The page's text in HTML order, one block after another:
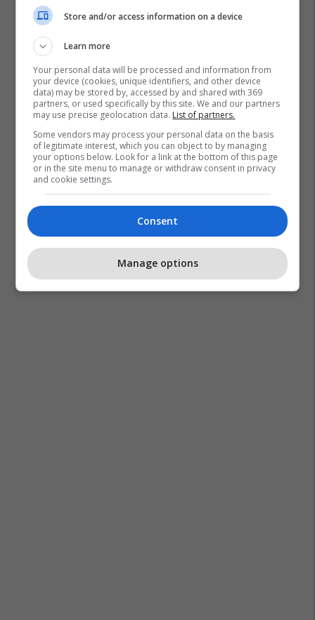
Store and/or access information on a device
Learn more
Your personal data will be processed and information from
your device (cookies, unique identifiers, and other device
data) may be stored by, accessed by and shared with 369
partners, or used specifically by this site. We and our partners
may use precise geolocation data. List of partners.
Some vendors may process your personal data on the basis
of legitimate interest, which you can object to by managing
your options below. Look for a link at the bottom of this page
or in the site menu to manage or withdraw consent in privacy
and cookie settings.
Consent
Manage options